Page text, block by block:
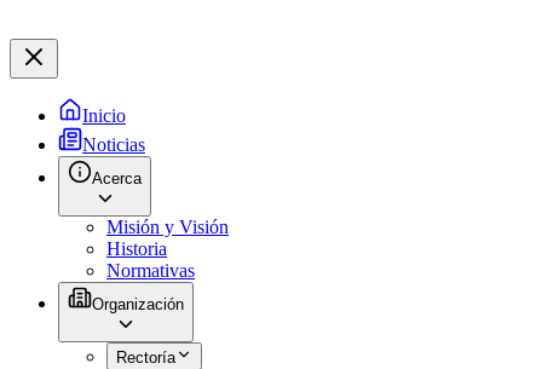
Inicio
Noticias
Acerca
Misión y Visión
Historia
Normativas
Organización
Rectoría